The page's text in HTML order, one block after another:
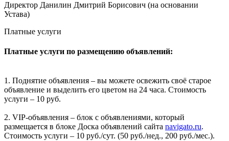
Директор Данилин Дмитрий Борисович (на основании
Устава)
Платные услуги
Платные услуги по размещению объявлений:
1. Поднятие объявления – вы можете освежить своё старое
объявление и выделить его цветом на 24 часа. Стоимость
услуги – 10 руб.
2. VIP-объявления – блок с объявлениями, который
размещается в блоке Доска объявлений сайта navigato.ru.
Стоимость услуги – 10 руб./сут. (50 руб./нед., 200 руб./мес.).